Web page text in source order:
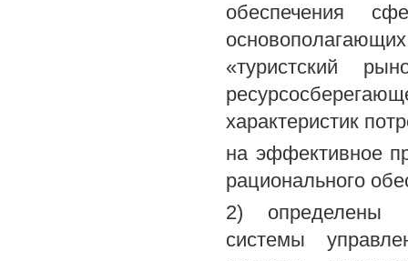
обеспечения
«туристский
характеристик
на эффективное
рационального
2) определены
системы